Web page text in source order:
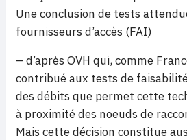
Une conclusion de tests
fournisseurs d’accès (FAI)
– d’après OVH qui, comme
contribué aux tests de
des débits que permet cette
à proximité des noeuds de
Mais cette décision constitue